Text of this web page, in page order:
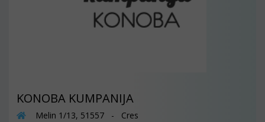
KONOBA KUMPANIJA
Melin 1/13, 51557 - Cres